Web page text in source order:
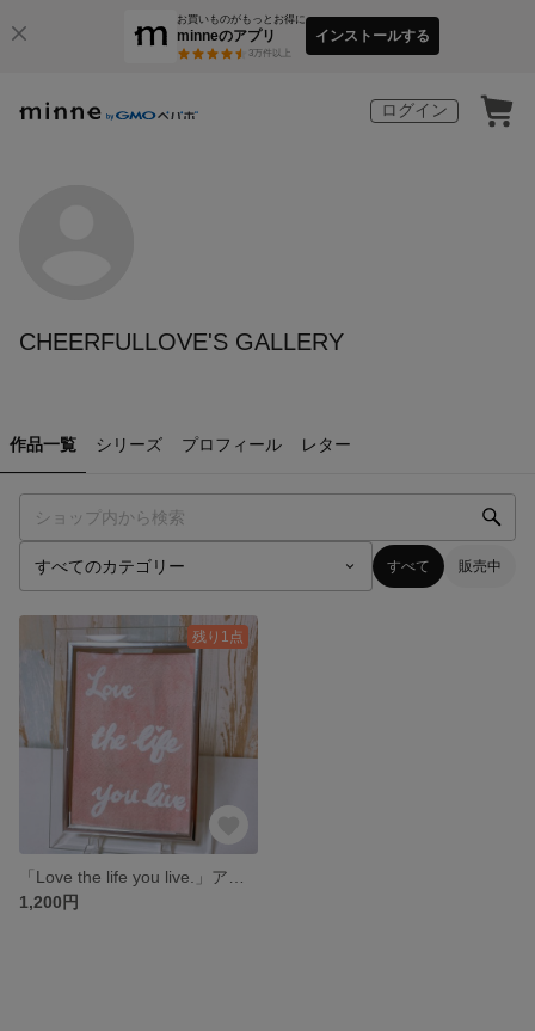
お買いものがもっとお得に
minneのアプリ
3万件以上
インストールする
ログイン
CHEERFULLOVE'S GALLERY
作品一覧 シリーズ プロフィール レター
すべて 販売中
残り1点
1,200円